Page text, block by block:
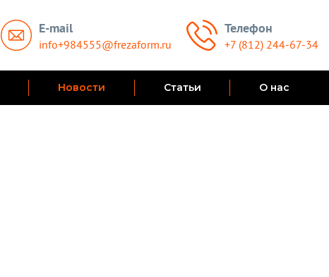
E-mail
info+984555@frezaform.ru
Телефон
+7 (812) 244-67-34
Новости Статьи О нас